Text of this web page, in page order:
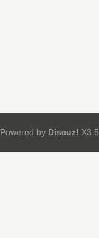
Powered by Discuz! X3.5